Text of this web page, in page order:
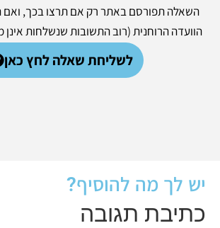
השאלה תפורסם באתר רק אם תרצו בכך, ואם
הוועדה הרוחנית (רוב התשובות שנשלחות
לשליחת שאלה לחץ כאן
יש לך מה להוסיף?
כתיבת תגובה